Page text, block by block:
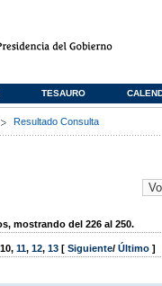
TESAURO
Resultado Consulta
mostrando del 226 al 250.
10, 11, 12, 13 [ Siguiente/ Último ]